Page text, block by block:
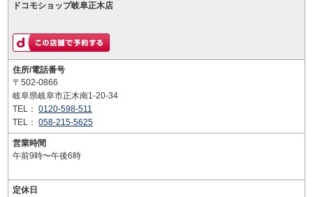
ドコモショップ岐阜正木店
住所/電話番号
〒502-0866
岐阜県岐阜市正木南1-20-34
TEL： 0120-598-511
TEL： 058-215-5625
営業時間
午前9時〜午後6時
定休日